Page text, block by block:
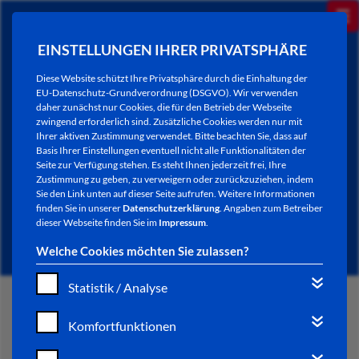
EINSTELLUNGEN IHRER PRIVATSPHÄRE
Diese Website schützt Ihre Privatsphäre durch die Einhaltung der
EU-Datenschutz-Grundverordnung (DSGVO). Wir verwenden
daher zunächst nur Cookies, die für den Betrieb der Webseite
zwingend erforderlich sind. Zusätzliche Cookies werden nur mit
Ihrer aktiven Zustimmung verwendet. Bitte beachten Sie, dass auf
Basis Ihrer Einstellungen eventuell nicht alle Funktionalitäten der
Seite zur Verfügung stehen. Es steht Ihnen jederzeit frei, Ihre
Zustimmung zu geben, zu verweigern oder zurückzuziehen, indem
Sie den Link unten auf dieser Seite aufrufen. Weitere Informationen
finden Sie in unsererDatenschutzerklärung. Angaben zum Betreiber
dieser Webseite finden Sie im Impressum.
Welche Cookies möchten Sie zulassen?
Statistik / Analyse
Komfortfunktionen
NEWSLETTER / CITY LETTER
START